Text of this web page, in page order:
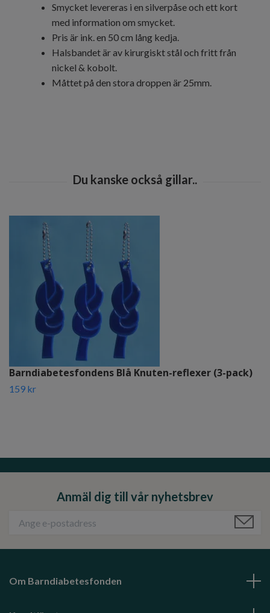
Smycket levereras i en silverpåse och ett kort
med information om smycket.
Pris är ink. en 50 cm lång kedja.
Halsbandet är av kirurgiskt stål och fritt från
nickel & kobolt.
Måttet på den stora droppen är 25mm.
Barndiabetesfondens Blå Knuten-reflexer (3-pack)
159 kr
Anmäl dig till vår nyhetsbrev
Om Barndiabetesfonden